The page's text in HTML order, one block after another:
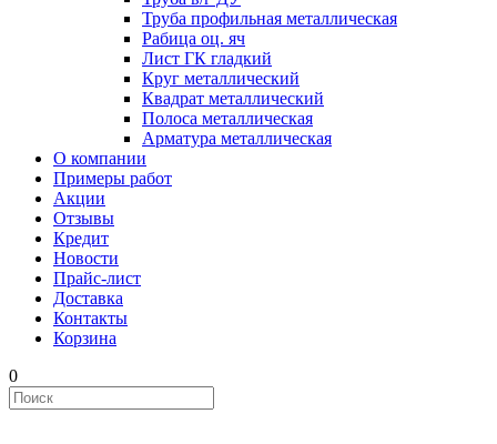
Труба профильная металлическая
Рабица оц. яч
Лист ГК гладкий
Круг металлический
Квадрат металлический
Полоса металлическая
Арматура металлическая
О компании
Примеры работ
Акции
Отзывы
Кредит
Новости
Прайс-лист
Доставка
Контакты
Корзина
0